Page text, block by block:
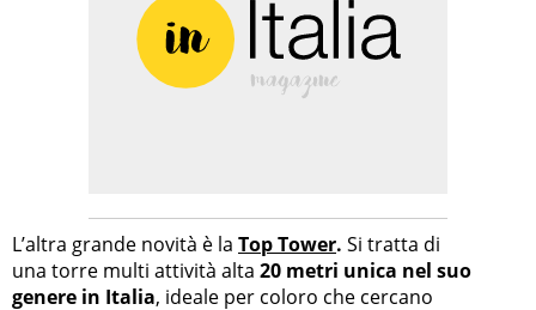
L’altra grande novità è la Top Tower. Si tratta di
una torre multi attività alta 20 metri unica nel suo
genere in Italia, ideale per coloro che cercano